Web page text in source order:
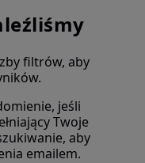
filtrów, aby
jeśli
Twoje
aby
emailem.